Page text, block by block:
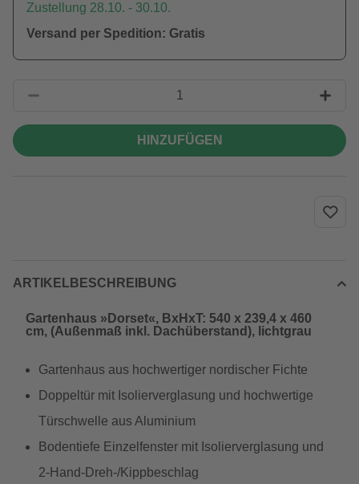
Zustellung 28.10. - 30.10.
Versand per Spedition: Gratis
HINZUFÜGEN
ARTIKELBESCHREIBUNG
Gartenhaus »Dorset«, BxHxT: 540 x 239,4 x 460
cm, (Außenmaß inkl. Dachüberstand), lichtgrau
Gartenhaus aus hochwertiger nordischer Fichte
Doppeltür mit Isolierverglasung und hochwertige
Türschwelle aus Aluminium
Bodentiefe Einzelfenster mit Isolierverglasung und
2-Hand-Dreh-/Kippbeschlag